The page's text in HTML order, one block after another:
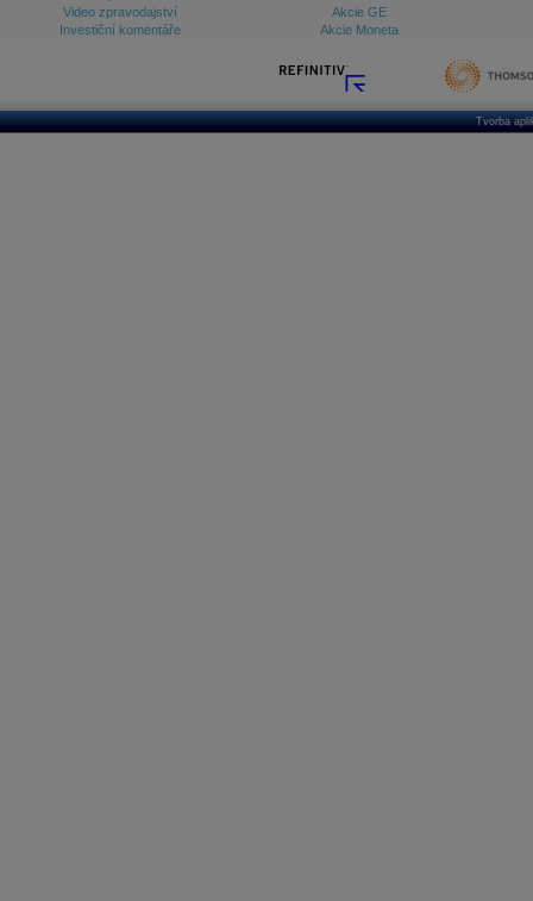
Video zpravodajství
Investiční komentáře
Akcie GE
Akcie Moneta
Tvorba